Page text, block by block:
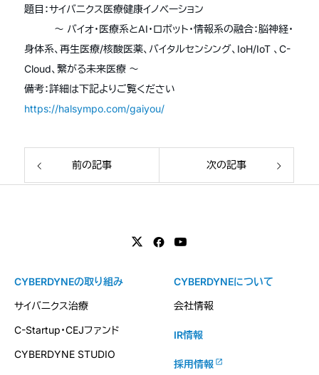
題目：サイバニクス医療健康イノベーション
〜 バイオ・医療系とAI・ロボット・情報系の融合：脳神経・
身体系、再生医療/核酸医薬、バイタルセンシング、IoH/IoT 、C-
Cloud、繋がる未来医療 〜
備考：詳細は下記よりご覧ください
https://halsympo.com/gaiyou/
前の記事 次の記事
CYBERDYNEの取り組み
サイバニクス治療
C-Startup・CEJファンド
CYBERDYNE STUDIO
CYBERDYNEについて
会社情報
IR情報
採用情報